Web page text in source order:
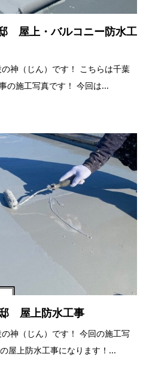
屋上・バルコニー防水工
神（じん）です！ こちらは千葉
の施工写真です！ 今回は...
屋上防水工事
神（じん）です！ 今回の施工写
屋上防水工事になります！...